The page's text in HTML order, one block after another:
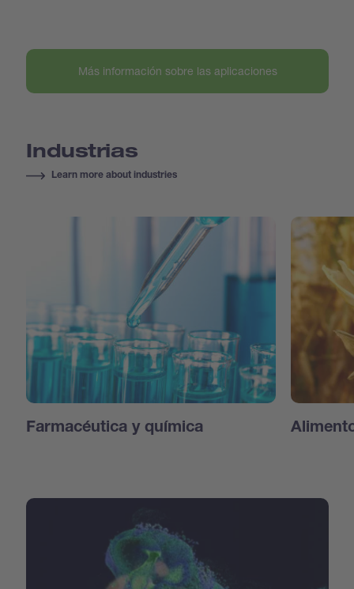
Más información sobre las aplicaciones
Industrias
Learn more about industries
Farmacéutica y química